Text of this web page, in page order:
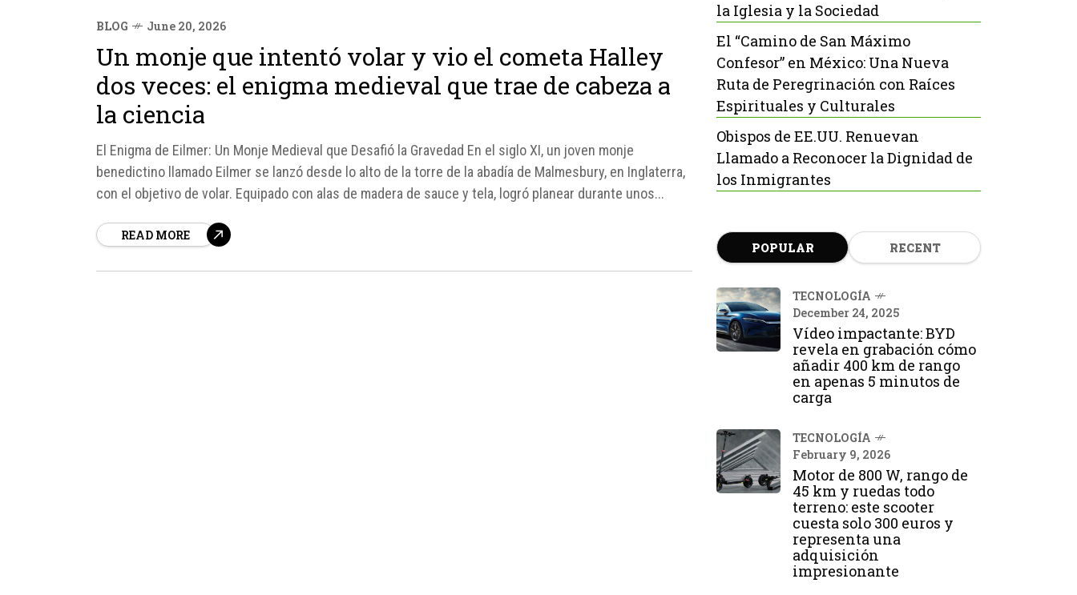
BLOG June 20, 2026
Un monje que intentó volar y vio el cometa Halley
dos veces: el enigma medieval que trae de cabeza a
la ciencia
El Enigma de Eilmer: Un Monje Medieval que Desafió la Gravedad En el siglo XI, un joven monje
benedictino llamado Eilmer se lanzó desde lo alto de la torre de la abadía de Malmesbury, en Inglaterra,
con el objetivo de volar. Equipado con alas de madera de sauce y tela, logró planear durante unos...
READ MORE
la Iglesia y la Sociedad
El “Camino de San Máximo
Confesor” en México: Una Nueva
Ruta de Peregrinación con Raíces
Espirituales y Culturales
Obispos de EE.UU. Renuevan
Llamado a Reconocer la Dignidad de
los Inmigrantes
POPULAR RECENT
TECNOLOGÍA
December 24, 2025
Vídeo impactante: BYD
revela en grabación cómo
añadir 400 km de rango
en apenas 5 minutos de
carga
TECNOLOGÍA
February 9, 2026
Motor de 800 W, rango de
45 km y ruedas todo
terreno: este scooter
cuesta solo 300 euros y
representa una
adquisición
impresionante